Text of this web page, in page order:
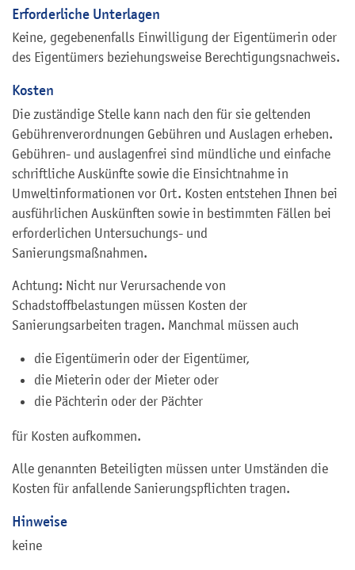
Erforderliche Unterlagen
Keine, gegebenenfalls Einwilligung der Eigentümerin oder
des Eigentümers beziehungsweise Berechtigungsnachweis.
Kosten
Die zuständige Stelle kann nach den für sie geltenden
Gebührenverordnungen Gebühren und Auslagen erheben.
Gebühren- und auslagenfrei sind mündliche und einfache
schriftliche Auskünfte sowie die Einsichtnahme in
Umweltinformationen vor Ort. Kosten entstehen Ihnen bei
ausführlichen Auskünften sowie in bestimmten Fällen bei
erforderlichen Untersuchungs- und
Sanierungsmaßnahmen.
Achtung: Nicht nur Verursachende von
Schadstoffbelastungen müssen Kosten der
Sanierungsarbeiten tragen. Manchmal müssen auch
die Eigentümerin oder der Eigentümer,
die Mieterin oder der Mieter oder
die Pächterin oder der Pächter
für Kosten aufkommen.
Alle genannten Beteiligten müssen unter Umständen die
Kosten für anfallende Sanierungspflichten tragen.
Hinweise
keine